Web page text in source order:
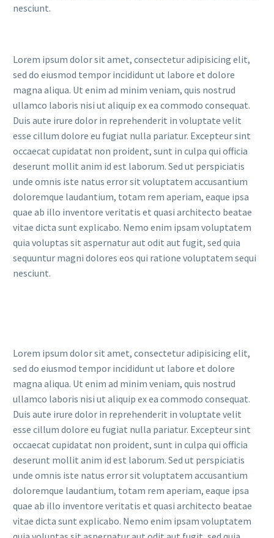
nesciunt.
Lorem ipsum dolor sit amet, consectetur adipisicing elit,
sed do eiusmod tempor incididunt ut labore et dolore
magna aliqua. Ut enim ad minim veniam, quis nostrud
ullamco laboris nisi ut aliquip ex ea commodo consequat.
Duis aute irure dolor in reprehenderit in voluptate velit
esse cillum dolore eu fugiat nulla pariatur. Excepteur sint
occaecat cupidatat non proident, sunt in culpa qui officia
deserunt mollit anim id est laborum. Sed ut perspiciatis
unde omnis iste natus error sit voluptatem accusantium
doloremque laudantium, totam rem aperiam, eaque ipsa
quae ab illo inventore veritatis et quasi architecto beatae
vitae dicta sunt explicabo. Nemo enim ipsam voluptatem
quia voluptas sit aspernatur aut odit aut fugit, sed quia
sequuntur magni dolores eos qui ratione voluptatem sequi
nesciunt.
Lorem ipsum dolor sit amet, consectetur adipisicing elit,
sed do eiusmod tempor incididunt ut labore et dolore
magna aliqua. Ut enim ad minim veniam, quis nostrud
ullamco laboris nisi ut aliquip ex ea commodo consequat.
Duis aute irure dolor in reprehenderit in voluptate velit
esse cillum dolore eu fugiat nulla pariatur. Excepteur sint
occaecat cupidatat non proident, sunt in culpa qui officia
deserunt mollit anim id est laborum. Sed ut perspiciatis
unde omnis iste natus error sit voluptatem accusantium
doloremque laudantium, totam rem aperiam, eaque ipsa
quae ab illo inventore veritatis et quasi architecto beatae
vitae dicta sunt explicabo. Nemo enim ipsam voluptatem